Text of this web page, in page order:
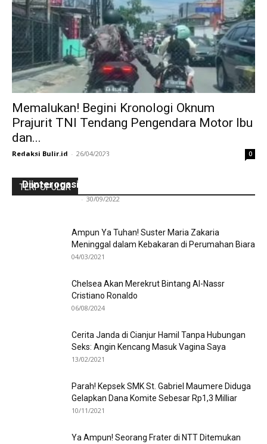
Memalukan! Begini Kronologi Oknum
Prajurit TNI Tendang Pengendara Motor Ibu
dan...
Redaksi Bulir.id - 26/04/2023 0
TERPOPULER
Ini Kronologinya! Diduga Teriaki Kata Sambo,
Diinterogasi Aparat Polres Sikka
- 30/09/2022
Ampun Ya Tuhan! Suster Maria Zakaria
Meninggal dalam Kebakaran di Perumahan Biara
04/03/2021
Chelsea Akan Merekrut Bintang Al-Nassr
Cristiano Ronaldo
06/08/2024
Cerita Janda di Cianjur Hamil Tanpa Hubungan
Seks: Angin Kencang Masuk Vagina Saya
13/02/2021
Parah! Kepsek SMK St. Gabriel Maumere Diduga
Gelapkan Dana Komite Sebesar Rp1,3 Milliar
10/11/2021
Ya Ampun! Seorang Frater di NTT Ditemukan